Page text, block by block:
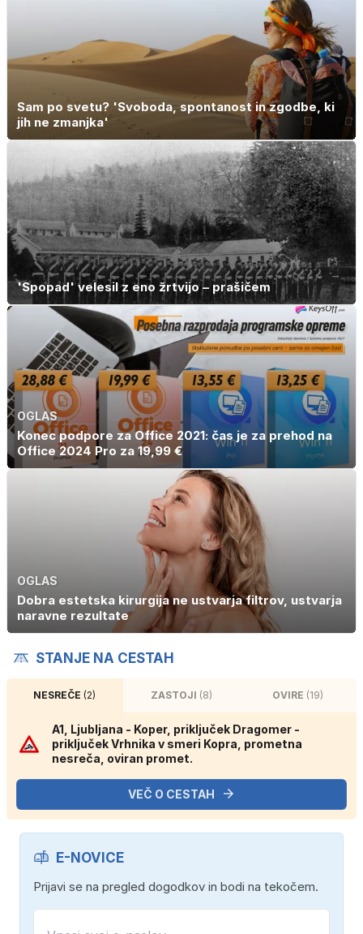
Sam po svetu? 'Svoboda, spontanost in zgodbe, ki
jih ne zmanjka'
'Spopad' velesil z eno žrtvijo – prašičem
OGLAS
Konec podpore za Office 2021: čas je za prehod na
Office 2024 Pro za 19,99 €
OGLAS
Dobra estetska kirurgija ne ustvarja filtrov, ustvarja
naravne rezultate
STANJE NA CESTAH
NESREČE(2) ZASTOJI (8) OVIRE (19)
A1, Ljubljana - Koper, priključek Dragomer -
priključek Vrhnika v smeri Kopra, prometna
nesreča, oviran promet.
VEČ O CESTAH
E-NOVICE
Prijavi se na pregled dogodkov in bodi na tekočem.